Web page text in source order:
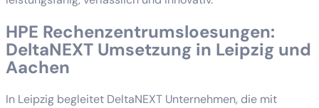
HPE Rechenzentrumsloesungen:
DeltaNEXT Umsetzung in Leipzig und
Aachen
In Leipzig begleitet DeltaNEXT Unternehmen, die mit